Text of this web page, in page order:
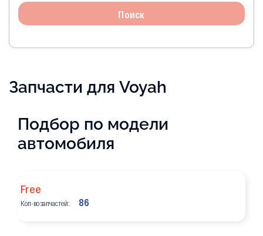
Поиск
Запчасти для Voyah
Подбор по модели
автомобиля
Free
Кол-во запчастей: 86